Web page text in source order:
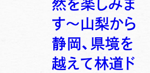
然を楽しみま
す〜山梨から
静岡、県境を
越えて林道ド